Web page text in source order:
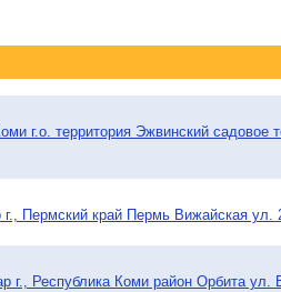
г.о. территория Эжвинский садовое
Пермский край Пермь Вижайская ул.
г., Республика Коми район Орбита ул.